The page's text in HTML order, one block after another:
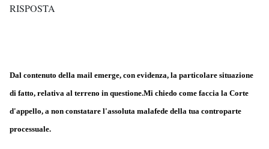
RISPOSTA
Dal contenuto della mail emerge, con evidenza, la particolare situazione
di fatto, relativa al terreno in questione.Mi chiedo come faccia la Corte
d'appello, a non constatare l'assoluta malafede della tua controparte
processuale.